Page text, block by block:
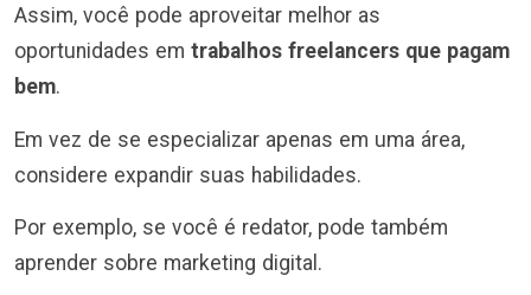
Assim, você pode aproveitar melhor as
oportunidades em trabalhos freelancers que pagam
bem.
Em vez de se especializar apenas em uma área,
considere expandir suas habilidades.
Por exemplo, se você é redator, pode também
aprender sobre marketing digital.